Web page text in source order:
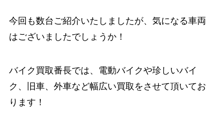
今回も数台ご紹介いたしましたが、気になる車両
はございましたでしょうか！
バイク買取番長では、電動バイクや珍しいバイ
ク、旧車、外車など幅広い買取をさせて頂いてお
ります！